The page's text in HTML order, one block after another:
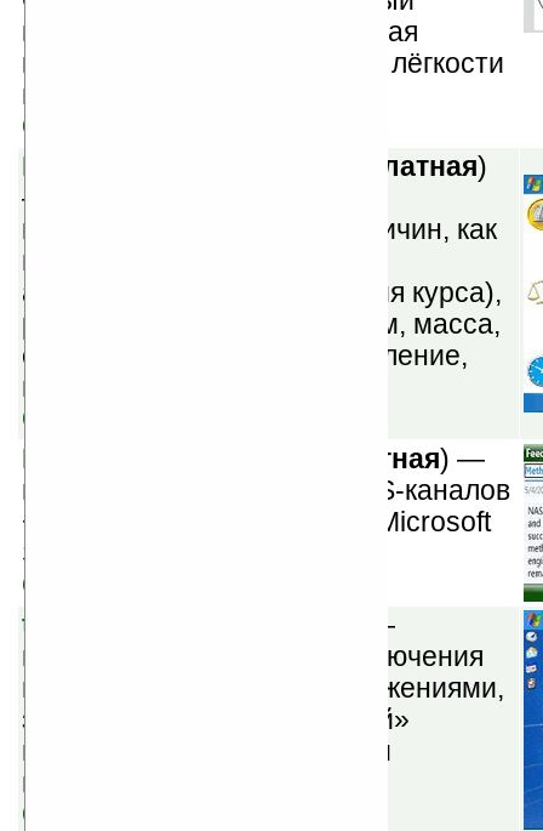
компас, встроенная цифровая
клавиатура для быстроты и лёгкости
ввода.
Скачать
MSS Converter v1.03
бесплатная)
— позволяет производит
конвертирование таких величин, как
валюта (с возможностью
автоматического обновления курса),
расстояние, площадь, обьем, масса,
скорость, температура, давление,
время, угол, энергия и сила.
Скачать
BeyondPod v2.5.1
бесплатная) —
приложение для чтения RSS-каналов
+ менеджер подкастов для Microsoft
Smartphone и Pocket PC.
Скачать
tMan v0.9.8
) —
менеджер задач для переключения
между запущенными приложениями,
закрытия программ, «мягкой»
перезагрузки, выключения и
вращения экрана.
Скачать